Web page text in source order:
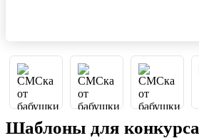
Шаблоны для конкурса